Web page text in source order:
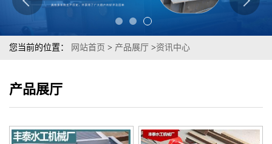
您当前的位置： 网站首页 > 产品展厅 >资讯中心
产品展厅